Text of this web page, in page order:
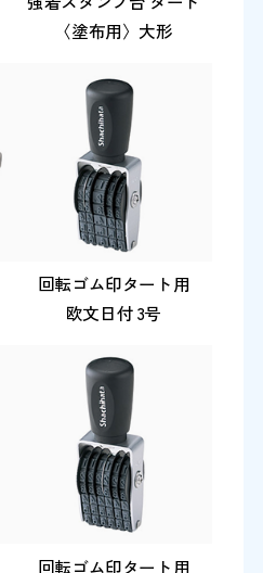
〈塗布用〉大形
回転ゴム印タート用
欧文日付 3号
回転ゴム印タート用